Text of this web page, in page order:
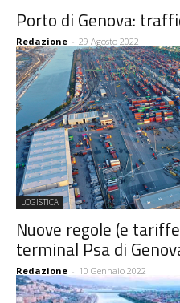
Porto di Genova:
Redazione - 29 Agosto 2022
LOGISTICA
Nuove regole (e
terminal Psa di
Redazione - 10 Gennaio 2022